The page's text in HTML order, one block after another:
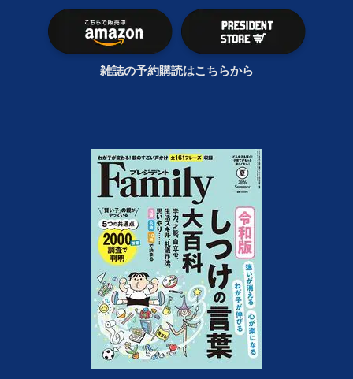
雑誌の予約購読はこちらから